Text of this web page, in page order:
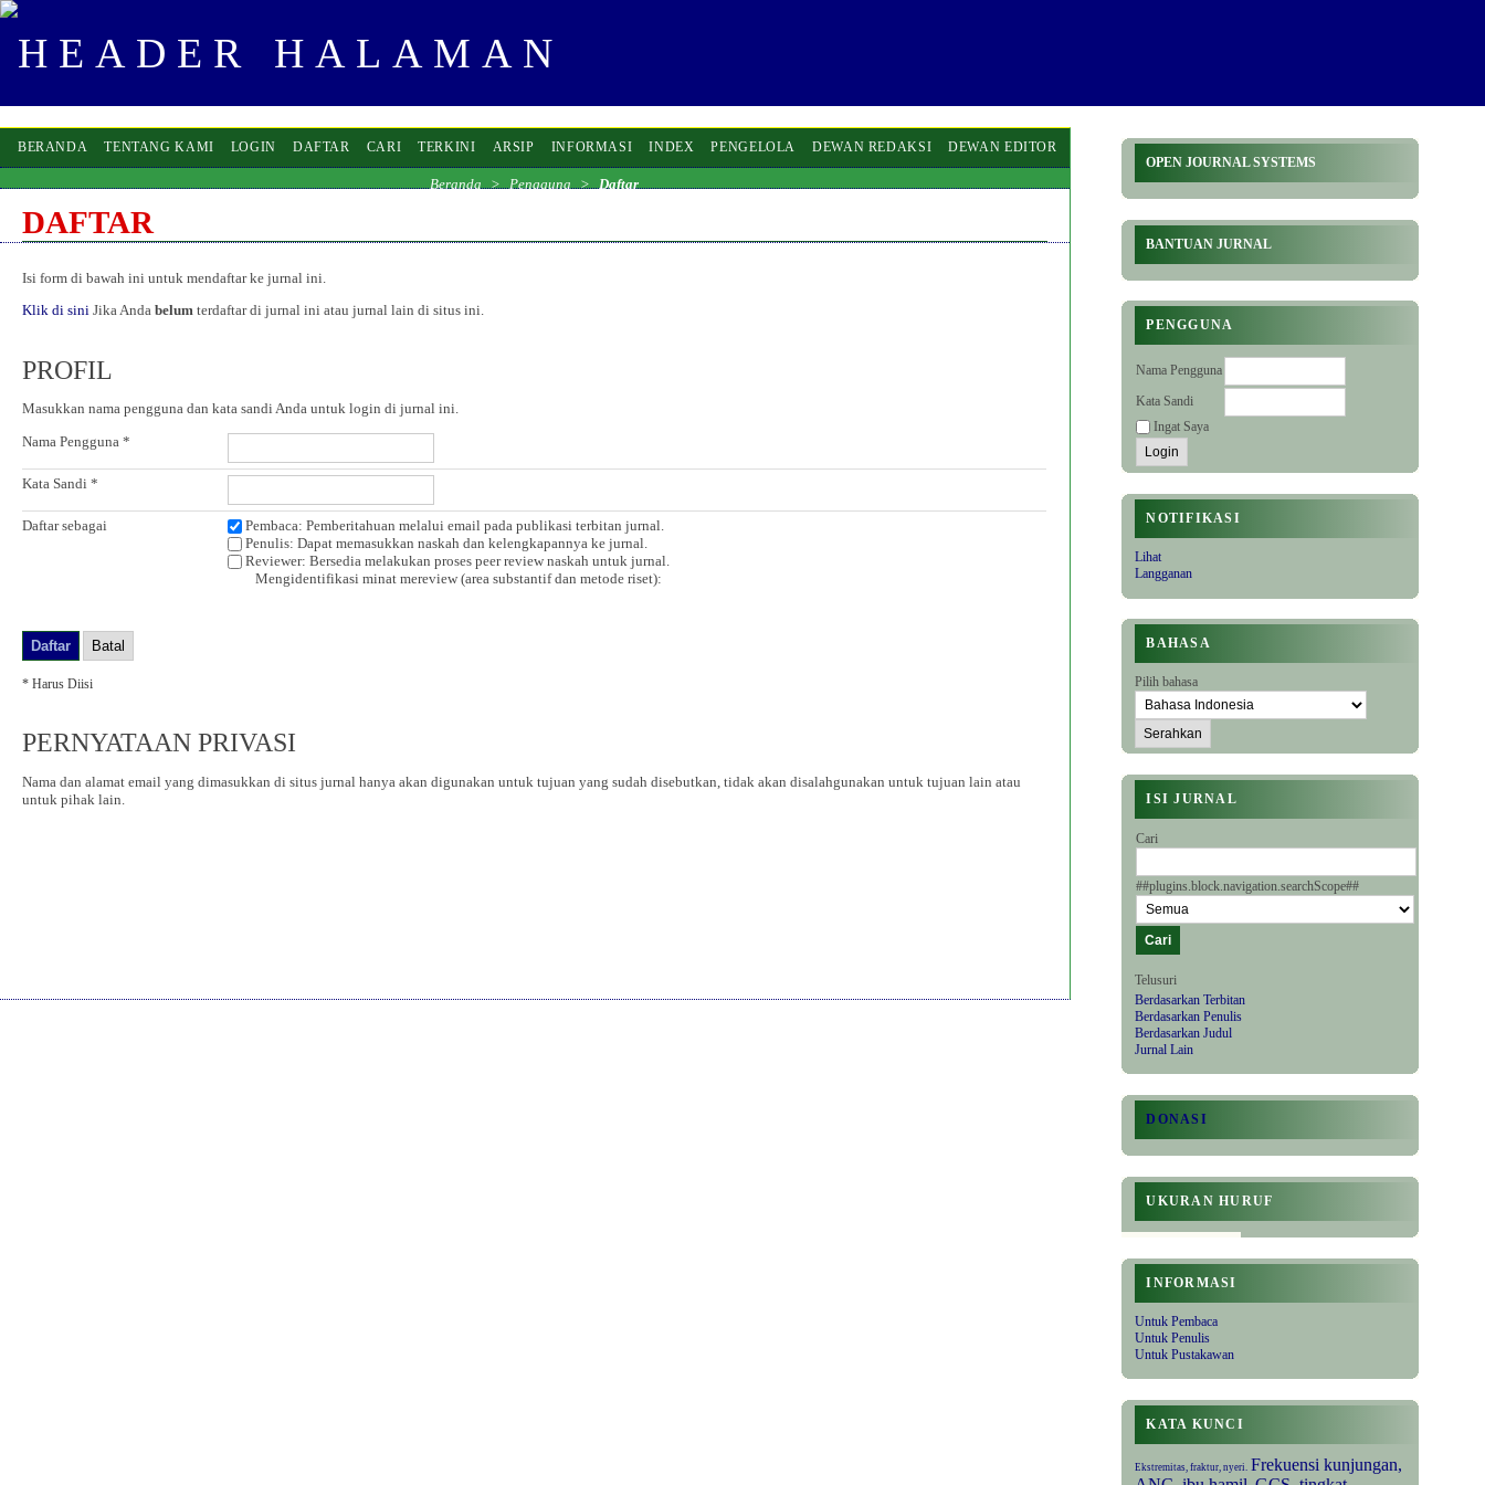
OPEN JOURNAL SYSTEMS
BANTUAN JURNAL
PENGGUNA
Nama Pengguna
Kata Sandi
Ingat Saya
NOTIFIKASI
Lihat
Langganan
BAHASA
Pilih bahasa
ISI JURNAL
Cari
##plugins.block.navigation.searchScope##
Telusuri
Berdasarkan Terbitan
Berdasarkan Penulis
Berdasarkan Judul
Jurnal Lain
DONASI
UKURAN HURUF
INFORMASI
Untuk Pembaca
Untuk Penulis
Untuk Pustakawan
KATA KUNCI
Ekstremitas, fraktur, nyeri.
Frekuensi kunjungan,
BERANDA TENTANG KAMI LOGIN DAFTAR CARI TERKINI ARSIP INFORMASI INDEX PENGELOLA DEWAN REDAKSI DEWAN EDITOR
Beranda > Pengguna > Daftar
DAFTAR
Isi form di bawah ini untuk mendaftar ke jurnal ini.
Klik di sini Jika Anda belum terdaftar di jurnal ini atau jurnal lain di situs ini.
PROFIL
Masukkan nama pengguna dan kata sandi Anda untuk login di jurnal ini.
Nama Pengguna *
Kata Sandi *
Daftar sebagai Pembaca: Pemberitahuan melalui email pada publikasi terbitan jurnal.
Penulis: Dapat memasukkan naskah dan kelengkapannya ke jurnal.
Reviewer: Bersedia melakukan proses peer review naskah untuk jurnal.
Mengidentifikasi minat mereview (area substantif dan metode riset):
* Harus Diisi
PERNYATAAN PRIVASI
Nama dan alamat email yang dimasukkan di situs jurnal hanya akan digunakan untuk tujuan yang sudah disebutkan, tidak akan disalahgunakan untuk tujuan lain atau
untuk pihak lain.